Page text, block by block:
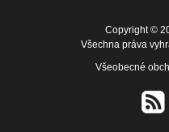
Copyright ©
Všechna práva
Všeobecné